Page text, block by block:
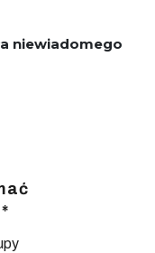
niewiadomego